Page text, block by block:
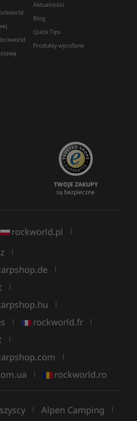
Aktualności
Blog
Quick Tips
Produkty wycofane
TWOJE ZAKUPY
są bezpieczne
rockworld.pl |
|
|
|
|
| rockworld.fr |
|
|
| rockworld.ro
| Alpen Camping |